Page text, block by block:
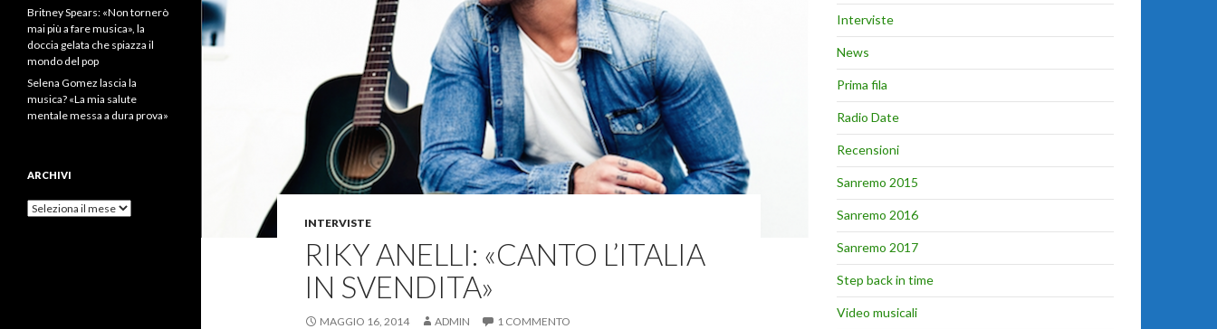
INTERVISTE
RIKY ANELLI: «CANTO L’ITALIA
IN SVENDITA»
MAGGIO 16, 2014 ADMIN 1 COMMENTO
Interviste
News
Prima fila
Radio Date
Recensioni
Sanremo 2015
Sanremo 2016
Sanremo 2017
Step back in time
Video musicali
Britney Spears: «Non tornerò
mai più a fare musica», la
doccia gelata che spiazza il
mondo del pop
Selena Gomez lascia la
musica? «La mia salute
mentale messa a dura prova»
ARCHIVI
Archivi